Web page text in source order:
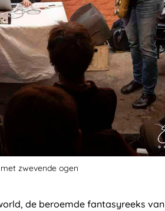
zwevende ogen
de beroemde fantasyreeks van